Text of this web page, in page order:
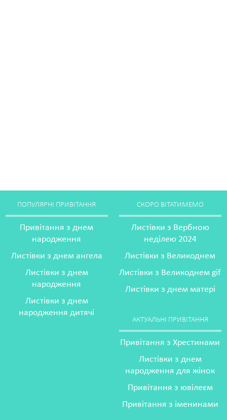
ПОПУЛЯРНІ ПРИВІТАННЯ
Привітання з днем
народження
Листівки з днем ангела
Листівки з днем
народження
Листівки з днем
народження дитячі
СКОРО ВІТАТИМЕМО
Листівки з Вербною
неділею 2024
Листівки з Великоднем
Листівки з Великоднем gif
Листівки з днем матері
АКТУАЛЬНІ ПРИВІТАННЯ
Привітання з Хрестинами
Листівки з днем
народження для жінок
Привітання з ювілеєм
Привітання з іменинами